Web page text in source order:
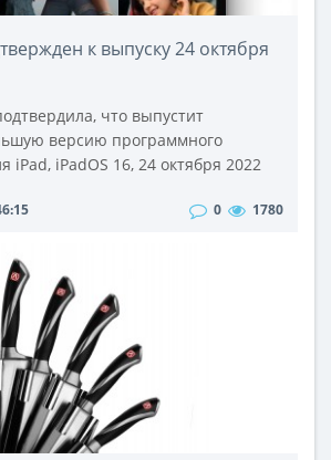
к выпуску 24 октября
что выпустит
версию программного
iPad, iPadOS 16, 24 октября 2022
продуктах в пресс-релизе.
к выпускам, подтверждающим
планшетов iPad и iPad Pro, при
что нам осталось
0 1780